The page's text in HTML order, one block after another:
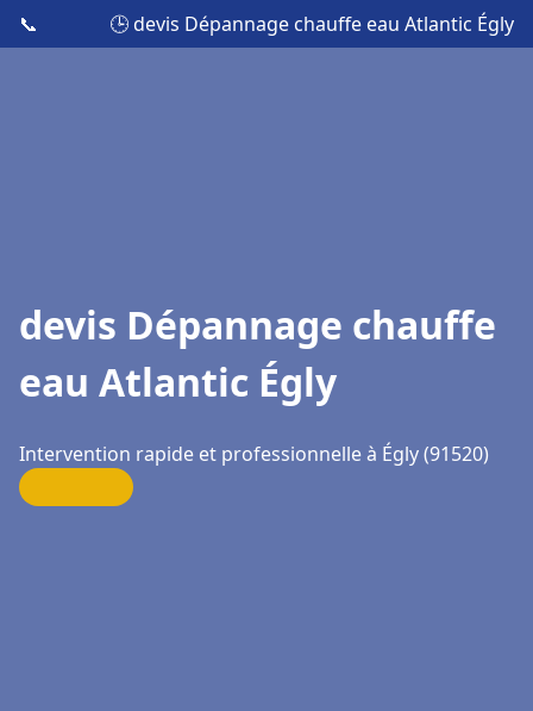
📞 🕒 devis Dépannage chauffe eau Atlantic Égly
devis Dépannage chauffe
eau Atlantic Égly
Intervention rapide et professionnelle à Égly (91520)